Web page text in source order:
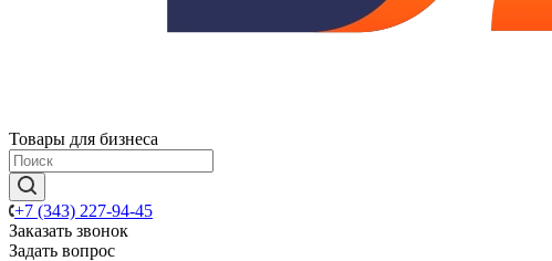
Товары для бизнеса
+7 (343) 227-94-45
Заказать звонок
Задать вопрос